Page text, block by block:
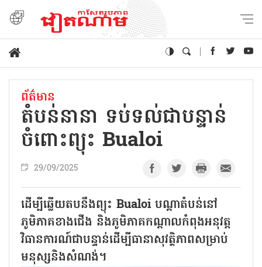
ព័ត៌មាន
តំបន់នានា ទប់ទល់ជាបន្ទាន់
ចំពោះព្យុះ Bualoi
29/09/2025
ដើម្បីឆ្លើយតបនឹងព្យុះ Bualoi បណ្តាតំបន់នៅ
ភូមិភាគខាងជើង និងភូមិភាគកណ្តាលកំពុងអនុវត្ត
វិធានការណ៍ជាបន្ទាន់ដើម្បីធានាសុវត្ថិភាពសម្រាប់
មនុស្សនិងសំណង់។